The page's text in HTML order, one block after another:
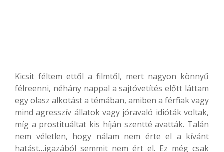
Kicsit féltem ettől a filmtől, mert nagyon könnyű
félreenni, néhány nappal a sajtóvetítés előtt láttam
egy olasz alkotást a témában, amiben a férfiak vagy
mind agresszív állatok vagy jóravaló idióták voltak,
míg a prostituáltat kis híján szentté avatták. Talán
nem véletlen, hogy nálam nem érte el a kívánt
hatást…igazából semmit nem ért el. Ez még csak